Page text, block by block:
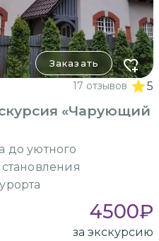
Заказать
17 отзывов 5
«Чарующий
до уютного
4500₽
за экскурсию